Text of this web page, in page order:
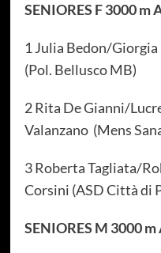
SENIORES F 3000 m
1 Julia Bedon/
(Pol. Bellusco MB)
2 Rita De Gianni/
Valanzano (Mens
3 Roberta Tagliata/
Corsini (ASD Città di
SENIORES M 3000